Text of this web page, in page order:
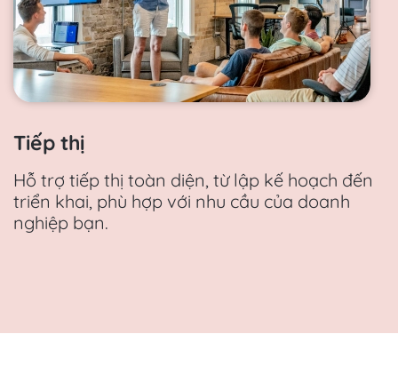
Tiếp thị
Hỗ trợ tiếp thị toàn diện, từ lập kế hoạch đến
triển khai, phù hợp với nhu cầu của doanh
nghiệp bạn.